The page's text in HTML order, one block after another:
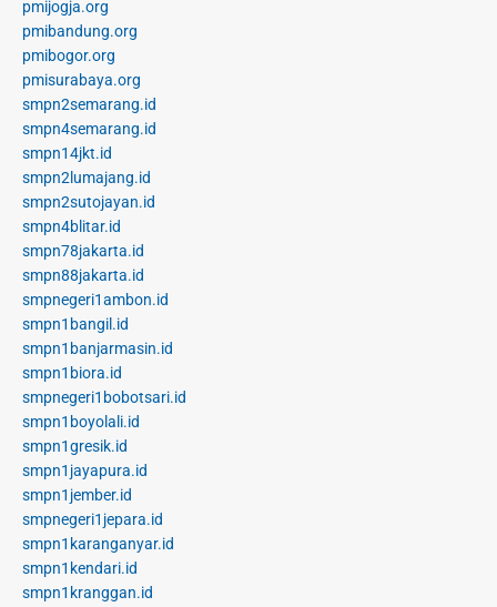
pmijogja.org
pmibandung.org
pmibogor.org
pmisurabaya.org
smpn2semarang.id
smpn4semarang.id
smpn14jkt.id
smpn2lumajang.id
smpn2sutojayan.id
smpn4blitar.id
smpn78jakarta.id
smpn88jakarta.id
smpnegeri1ambon.id
smpn1bangil.id
smpn1banjarmasin.id
smpn1biora.id
smpnegeri1bobotsari.id
smpn1boyolali.id
smpn1gresik.id
smpn1jayapura.id
smpn1jember.id
smpnegeri1jepara.id
smpn1karanganyar.id
smpn1kendari.id
smpn1kranggan.id